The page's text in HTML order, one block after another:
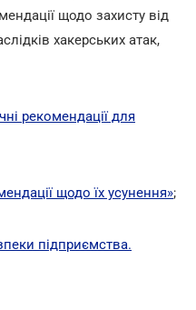
щодо захисту від
хакерських атак,
рекомендації для
щодо їх усунення»;
підприємства.